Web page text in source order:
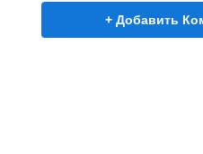
+ Добавить